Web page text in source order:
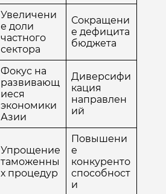
Увеличени
е доли
частного
сектора
Сокращени
е дефицита
бюджета
Фокус на
развивающ
иеся
экономики
Азии
Диверсифи
кация
направлен
ий
Упрощение
таможенны
х процедур
Повышени
е
конкуренто
способност
и